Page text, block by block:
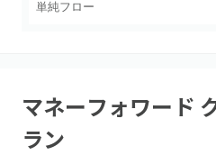
単純フロー
マネーフォワード
ラン